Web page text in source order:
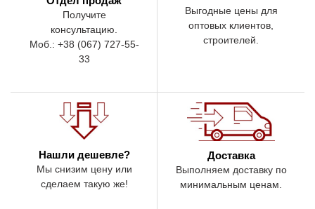
Получите
консультацию.
Моб.: +38 (067) 727-55-
33
Выгодные цены для
оптовых клиентов,
строителей.
Нашли дешевле?
Мы снизим цену или
сделаем такую же!
Доставка
Выполняем доставку по
минимальным ценам.